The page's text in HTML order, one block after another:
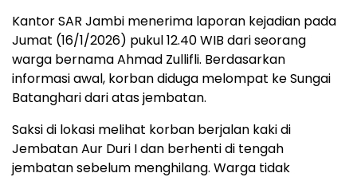
Kantor SAR Jambi menerima laporan kejadian pada
Jumat (16/1/2026) pukul 12.40 WIB dari seorang
warga bernama Ahmad Zullifli. Berdasarkan
informasi awal, korban diduga melompat ke Sungai
Batanghari dari atas jembatan.
Saksi di lokasi melihat korban berjalan kaki di
Jembatan Aur Duri I dan berhenti di tengah
jembatan sebelum menghilang. Warga tidak